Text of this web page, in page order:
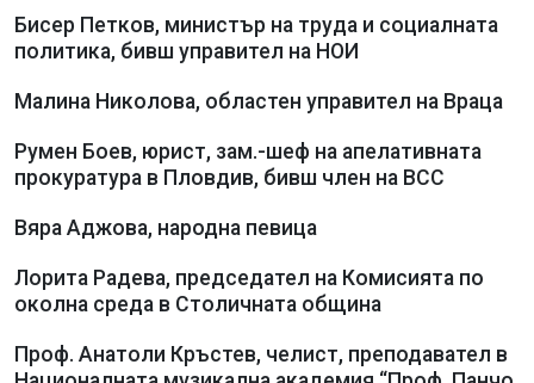
Бисер Петков, министър на труда и социалната
политика, бивш управител на НОИ
Малина Николова, областен управител на Враца
Румен Боев, юрист, зам.-шеф на апелативната
прокуратура в Пловдив, бивш член на ВСС
Вяра Аджова, народна певица
Лорита Радева, председател на Комисията по
околна среда в Столичната община
Проф. Анатоли Кръстев, челист, преподавател в